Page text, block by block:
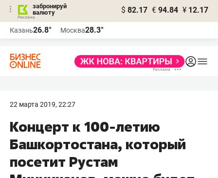
забронируй
валюту
$ 82.17 € 94.84 ¥ 12.17
Казань26.8° Москва28.3°
22 марта 2019, 22:27
Концерт к 100-летию
Башкортостана, который
посетит Рустам